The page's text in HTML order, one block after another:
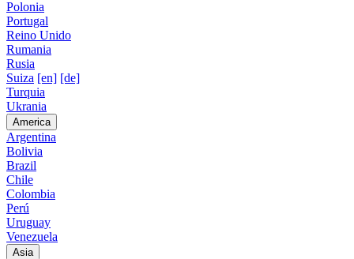
Polonia
Portugal
Reino Unido
Rumania
Rusia
Suiza [en] [de]
Turquia
Ukrania
America
Argentina
Bolivia
Brazil
Chile
Colombia
Perú
Uruguay
Venezuela
Asia